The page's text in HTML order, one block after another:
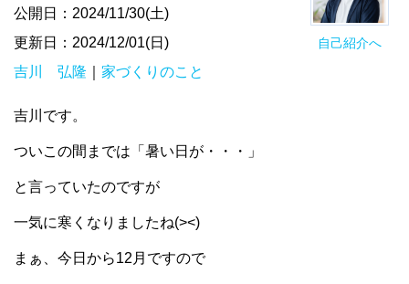
自己紹介へ
公開日：2024/11/30(土)
更新日：2024/12/01(日)
吉川 弘隆
家づくりのこと
吉川です。
ついこの間までは「暑い日が・・・」
と言っていたのですが
一気に寒くなりましたね(><)
まぁ、今日から12月ですので